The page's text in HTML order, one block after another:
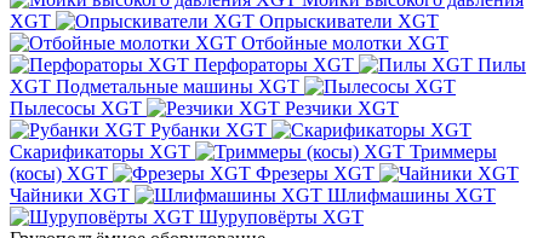
XGT
Опрыскиватели XGT
Отбойные молотки XGT
Перфораторы XGT
Пилы
XGT Подметальные машины XGT
Пылесосы XGT
Резчики XGT
Рубанки XGT
Скарификаторы XGT
Триммеры
(косы) XGT
Фрезеры XGT
Чайники XGT
Шлифмашины XGT
Шуруповёрты XGT